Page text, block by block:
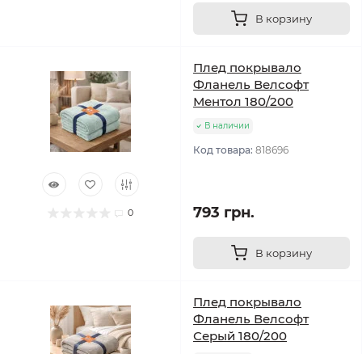
В корзину
0
Плед покрывало
Фланель Велсофт
Ментол 180/200
В наличии
Код товара: 818696
793 грн.
В корзину
Плед покрывало
Фланель Велсофт
Серый 180/200